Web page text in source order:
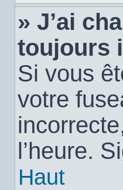
» J’ai
toujours
Si vous
votre
l’heure.
Haut